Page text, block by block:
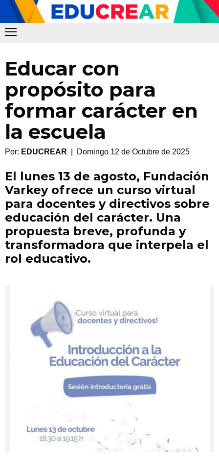
Educar con
propósito para
formar carácter en
la escuela
Por: EDUCREAR | Domingo 12 de Octubre de 2025
El lunes 13 de agosto, Fundación
Varkey ofrece un curso virtual
para docentes y directivos sobre
educación del carácter. Una
propuesta breve, profunda y
transformadora que interpela el
rol educativo.